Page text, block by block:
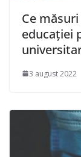
Ce
educaţiei
3 august 2022